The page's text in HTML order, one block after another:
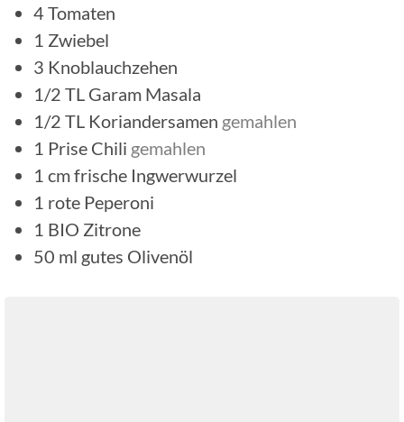
4Tomaten
1 Zwiebel
3 Knoblauchzehen
1/2 TL Garam Masala
1/2 TL Koriandersamen gemahlen
1 Prise Chili gemahlen
1 cmfrische Ingwerwurzel
1 rote Peperoni
1 BIO Zitrone
50 ml gutes Olivenöl